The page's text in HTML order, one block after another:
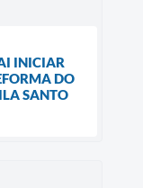
INICIAR
DO
SANTO